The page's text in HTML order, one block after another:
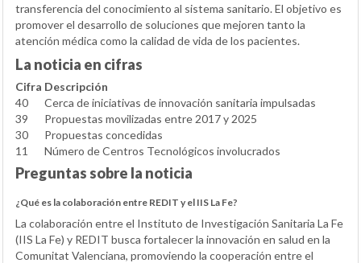
transferencia del conocimiento al sistema sanitario. El objetivo es
promover el desarrollo de soluciones que mejoren tanto la
atención médica como la calidad de vida de los pacientes.
La noticia en cifras
Cifra Descripción
40
Cerca de iniciativas de innovación sanitaria impulsadas
39
Propuestas movilizadas entre 2017 y 2025
30
Propuestas concedidas
11
Número de Centros Tecnológicos involucrados
Preguntas sobre la noticia
¿Qué es la colaboración entre REDIT y el IIS La Fe?
La colaboración entre el Instituto de Investigación Sanitaria La Fe
(IIS La Fe) y REDIT busca fortalecer la innovación en salud en la
Comunitat Valenciana, promoviendo la cooperación entre el